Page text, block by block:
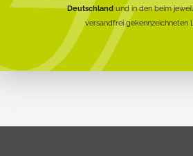
Deutschlandund in den beim
versandfrei gekennzeichneten